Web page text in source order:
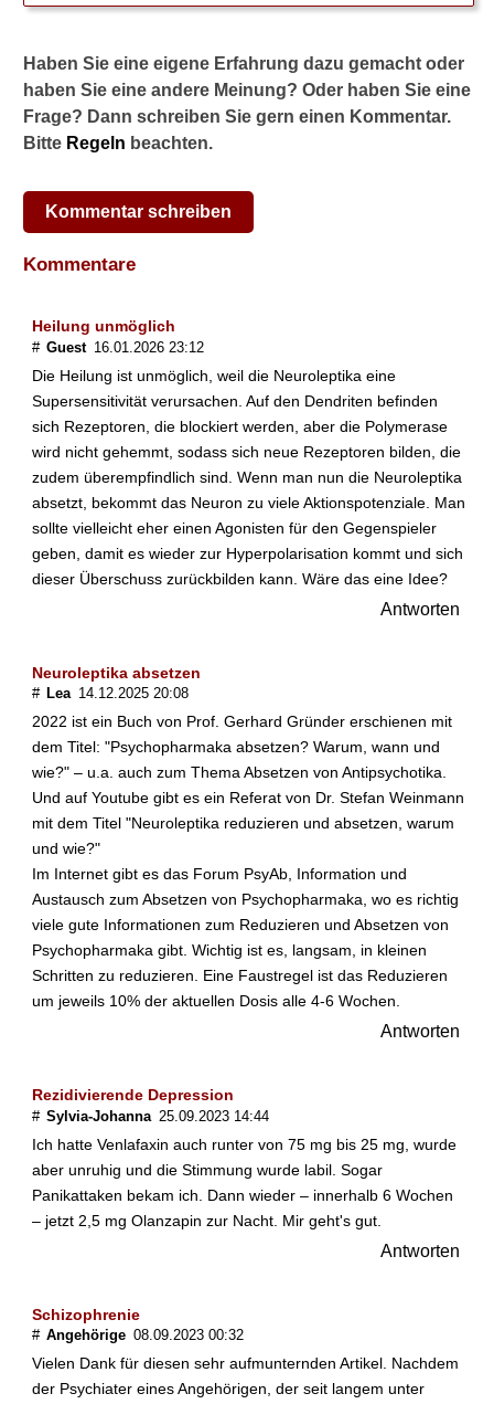
Haben Sie eine eigene Erfahrung dazu gemacht oder
haben Sie eine andere Meinung? Oder haben Sie eine
Frage? Dann schreiben Sie gern einen Kommentar.
Bitte Regeln beachten.
Kommentar schreiben
Kommentare
Heilung unmöglich
# Guest 16.01.2026 23:12
Die Heilung ist unmöglich, weil die Neuroleptika eine
Supersensitivität verursachen. Auf den Dendriten befinden
sich Rezeptoren, die blockiert werden, aber die Polymerase
wird nicht gehemmt, sodass sich neue Rezeptoren bilden, die
zudem überempfindlich sind. Wenn man nun die Neuroleptika
absetzt, bekommt das Neuron zu viele Aktionspotenziale. Man
sollte vielleicht eher einen Agonisten für den Gegenspieler
geben, damit es wieder zur Hyperpolarisation kommt und sich
dieser Überschuss zurückbilden kann. Wäre das eine Idee?
Antworten
Neuroleptika absetzen
# Lea 14.12.2025 20:08
2022 ist ein Buch von Prof. Gerhard Gründer erschienen mit
dem Titel: "Psychopharmaka absetzen? Warum, wann und
wie?" – u.a. auch zum Thema Absetzen von Antipsychotika.
Und auf Youtube gibt es ein Referat von Dr. Stefan Weinmann
mit dem Titel "Neuroleptika reduzieren und absetzen, warum
und wie?"
Im Internet gibt es das Forum PsyAb, Information und
Austausch zum Absetzen von Psychopharmaka, wo es richtig
viele gute Informationen zum Reduzieren und Absetzen von
Psychopharmaka gibt. Wichtig ist es, langsam, in kleinen
Schritten zu reduzieren. Eine Faustregel ist das Reduzieren
um jeweils 10% der aktuellen Dosis alle 4-6 Wochen.
Antworten
Rezidivierende Depression
# Sylvia-Johanna 25.09.2023 14:44
Ich hatte Venlafaxin auch runter von 75 mg bis 25 mg, wurde
aber unruhig und die Stimmung wurde labil. Sogar
Panikattaken bekam ich. Dann wieder – innerhalb 6 Wochen
– jetzt 2,5 mg Olanzapin zur Nacht. Mir geht's gut.
Antworten
Schizophrenie
# Angehörige 08.09.2023 00:32
Vielen Dank für diesen sehr aufmunternden Artikel. Nachdem
der Psychiater eines Angehörigen, der seit langem unter
der Medikamente?
Selbsthilfegruppen für
Angehörige
Akuter Schub
Hilfe im akuten Schub
Fixierung legal?
Prognose
Chancen auf Heilung
Schwanger mit Schizophrenie
Kinder bekommen mit
Schizophrenie
Vorbeugung
Omega-3-Fettsäuren:
l
c
h
e
M
e
k
a
t
e
h
f
e
i
S
c
h